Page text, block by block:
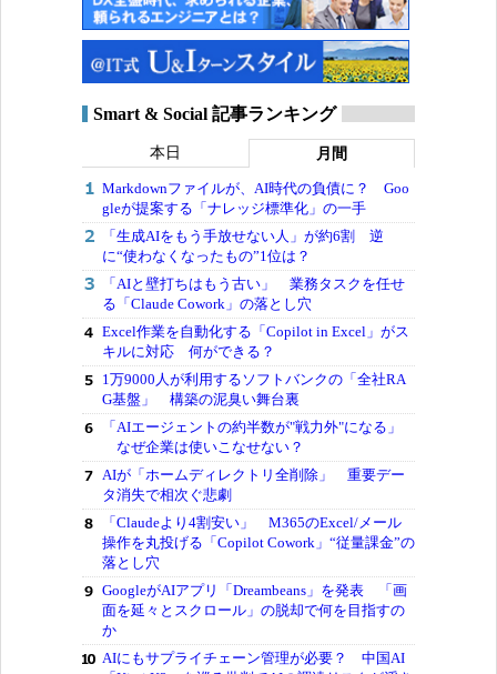
Smart & Social 記事ランキング
本日 月間
Markdownファイルが、AI時代の負債に？ Goo
gleが提案する「ナレッジ標準化」の一手
「生成AIをもう手放せない人」が約6割 逆
に“使わなくなったもの”1位は？
「AIと壁打ちはもう古い」 業務タスクを任せ
る「Claude Cowork」の落とし穴
Excel作業を自動化する「Copilot in Excel」がス
キルに対応 何ができる？
1万9000人が利用するソフトバンクの「全社RA
G基盤」 構築の泥臭い舞台裏
「AIエージェントの約半数が"戦力外"になる」
なぜ企業は使いこなせない？
AIが「ホームディレクトリ全削除」 重要デー
タ消失で相次ぐ悲劇
「Claudeより4割安い」 M365のExcel/メール
操作を丸投げる「Copilot Cowork」“従量課金”の
落とし穴
GoogleがAIアプリ「Dreambeans」を発表 「画
面を延々とスクロール」の脱却で何を目指すの
か
AIにもサプライチェーン管理が必要？ 中国AI